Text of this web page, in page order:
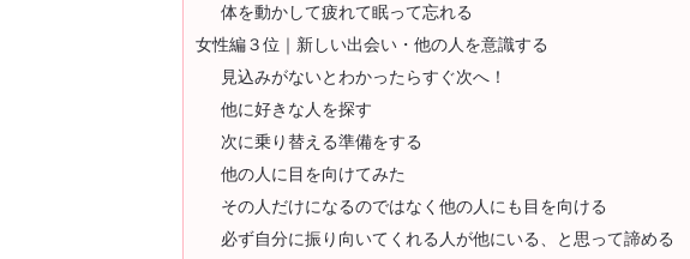
体を動かして疲れて眠って忘れる
女性編３位｜新しい出会い・他の人を意識する
見込みがないとわかったらすぐ次へ！
他に好きな人を探す
次に乗り替える準備をする
他の人に目を向けてみた
その人だけになるのではなく他の人にも目を向ける
必ず自分に振り向いてくれる人が他にいる、と思って諦める